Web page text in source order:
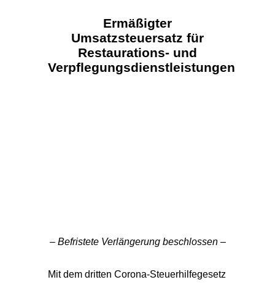
Ermäßigter
Umsatzsteuersatz für
Restaurations- und
Verpflegungsdienstleistungen
– Befristete Verlängerung beschlossen –
Mit dem dritten Corona-Steuerhilfegesetz